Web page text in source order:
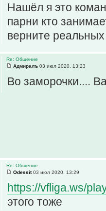
Нашёл я это
парни кто
верните реальных
Re: Общение
Адмиралъ 03 июл 2020, 13:23
Во заморочки....
Re: Общение
Odessit03 июл 2020, 13:29
https://vfliga.ws/
этого тоже